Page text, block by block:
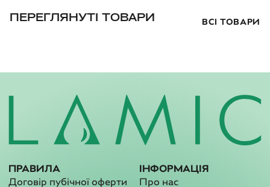
ПЕРЕГЛЯНУТІ ТОВАРИ ВСІ ТОВАРИ
ПРАВИЛА
Договір пубічної оферти
ІНФОРМАЦІЯ
Про нас